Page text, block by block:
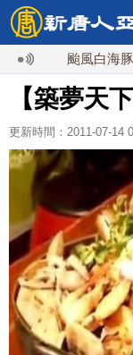
颱風白海豚
【築夢天
更新時間：2011-07-14